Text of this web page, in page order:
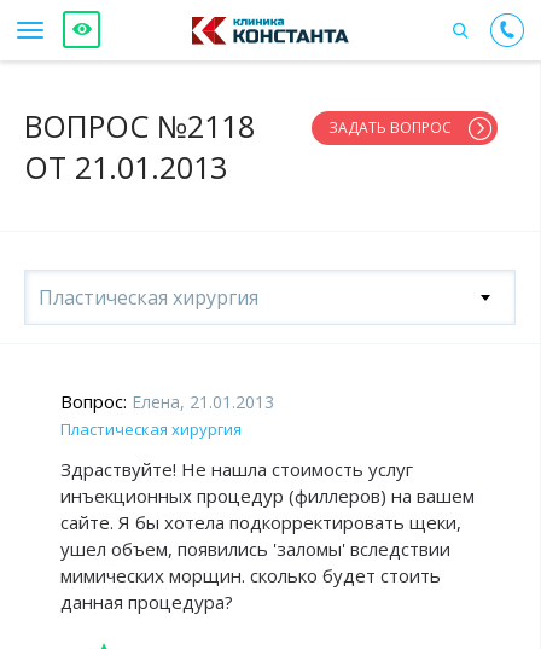
ВОПРОС №2118
ОТ 21.01.2013
ЗАДАТЬ ВОПРОС
Пластическая хирургия
Вопрос: Елена, 21.01.2013
Пластическая хирургия
Здраствуйте! Не нашла стоимость услуг
инъекционных процедур (филлеров) на вашем
сайте. Я бы хотела подкорректировать щеки,
ушел объем, появились 'заломы' вследствии
мимических морщин. сколько будет стоить
данная процедура?